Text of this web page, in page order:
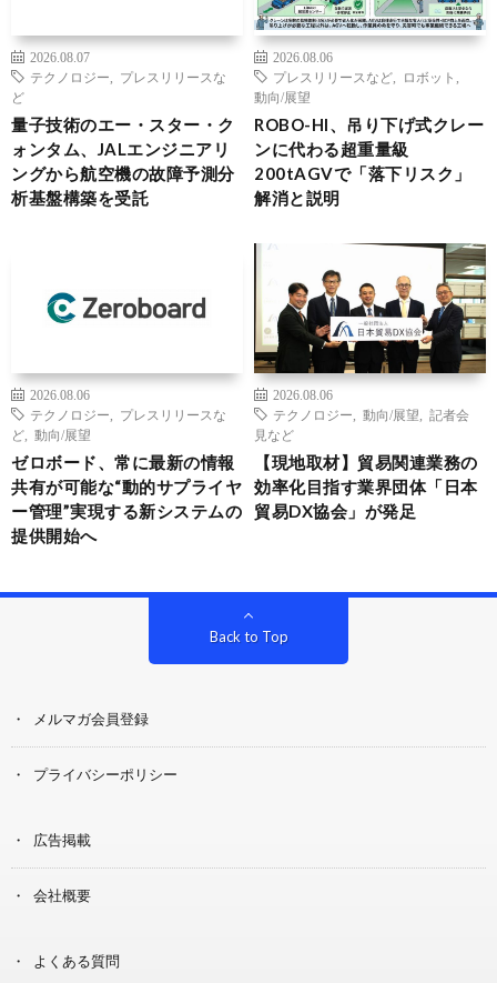
2026.08.07
テクノロジー
プレスリリースな
ど
量子技術のエー・スター・ク
ォンタム、JALエンジニアリ
ングから航空機の故障予測分
析基盤構築を受託
2026.08.06
プレスリリースなど
ロボット
動向/展望
ROBO-HI、吊り下げ式クレー
ンに代わる超重量級
200tAGVで「落下リスク」
解消と説明
2026.08.06
テクノロジー
プレスリリースな
ど
動向/展望
ゼロボード、常に最新の情報
共有が可能な“動的サプライヤ
ー管理”実現する新システムの
提供開始へ
2026.08.06
テクノロジー
動向/展望
記者会
見など
【現地取材】貿易関連業務の
効率化目指す業界団体「日本
貿易DX協会」が発足
Back to Top
メルマガ会員登録
プライバシーポリシー
広告掲載
会社概要
よくある質問